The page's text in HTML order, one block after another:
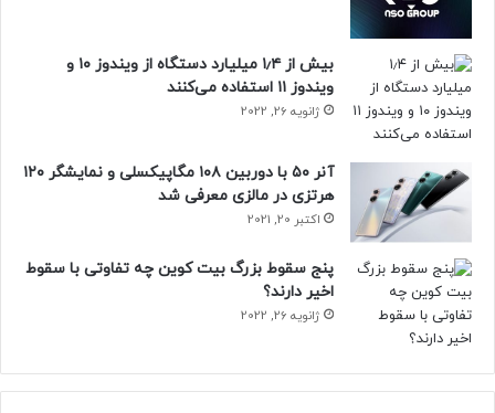
بیش از ۱٫۴ میلیارد دستگاه از ویندوز ۱۰ و
ویندوز ۱۱ استفاده می‌کنند
ژانویه 26, 2022
آنر ۵۰ با دوربین ۱۰۸ مگاپیکسلی و نمایشگر ۱۲۰
هرتزی در مالزی معرفی شد
اکتبر 20, 2021
پنج سقوط بزرگ بیت کوین چه تفاوتی با سقوط
اخیر دارند؟
ژانویه 26, 2022